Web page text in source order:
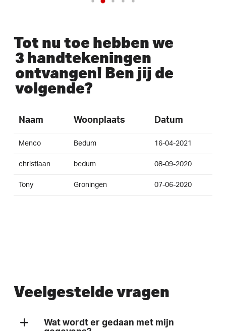
Tot nu toe hebben we
3 handtekeningen
ontvangen! Ben jij de
volgende?
Naam Woonplaats Datum
Menco Bedum 16-04-2021
christiaan bedum 08-09-2020
Tony Groningen 07-06-2020
Veelgestelde vragen
Wat wordt er gedaan met mijn